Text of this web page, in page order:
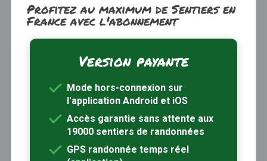
Trouver une randonnée À propos
Inscription / Connexion
Abonnement Rando+ Calendrier randos
Profitez au maximum de Sentiers en
France avec l'abonnement
Version payante
Mode hors-connexion sur
l'application Android et iOS
Accès garantie sans attente aux
19000 sentiers de randonnées
GPS randonnée temps réel